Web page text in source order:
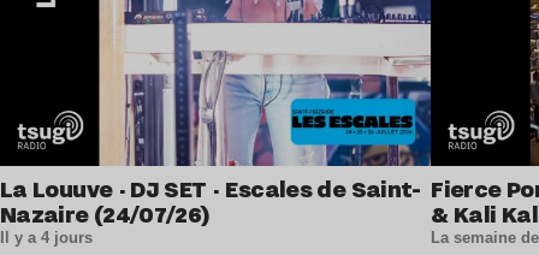
La Louuve · DJ SET · Escales de Saint-
Nazaire (24/07/26)
Il y a 4 jours
Fierce
& Kali
La semaine